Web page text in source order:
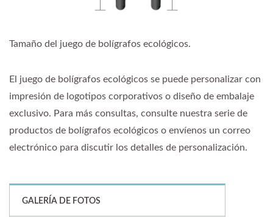
Tamaño del juego de bolígrafos ecológicos.
El juego de bolígrafos ecológicos se puede personalizar con
impresión de logotipos corporativos o diseño de embalaje
exclusivo. Para más consultas, consulte nuestra serie de
productos de bolígrafos ecológicos o envíenos un correo
electrónico para discutir los detalles de personalización.
GALERÍA DE FOTOS